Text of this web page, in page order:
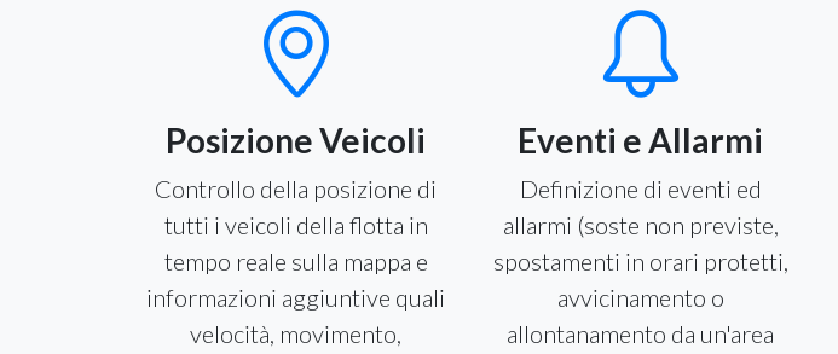
Posizione Veicoli
Controllo della posizione di
tutti i veicoli della flotta in
tempo reale sulla mappa e
informazioni aggiuntive quali
velocità, movimento,
Eventi e Allarmi
Definizione di eventi ed
allarmi (soste non previste,
spostamenti in orari protetti,
avvicinamento o
allontanamento da un'area